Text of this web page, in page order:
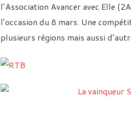
l’Association Avancer avec Elle
l’occasion du 8 mars. Une
plusieurs régions mais aussi